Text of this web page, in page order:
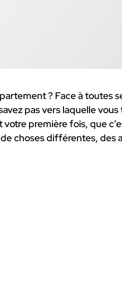
? Face à toutes
pas vers laquelle vous
première fois, que
choses différentes, des